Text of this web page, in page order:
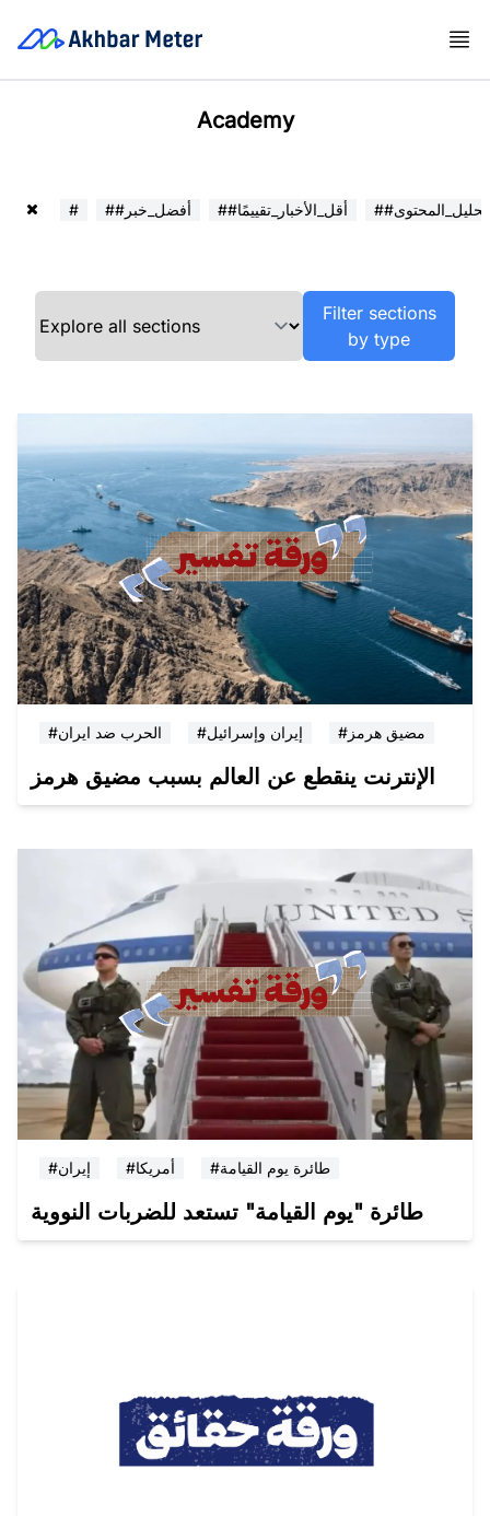
Academy
# ##أفضل_خبر ##أقل_الأخبار_تقييمًا ##تحليل_المحتوى
Filter sections
by type
#الحرب ضد ايران #إيران وإسرائيل #مضيق هرمز
الإنترنت ينقطع عن العالم بسبب مضيق هرمز
#إيران #أمريكا #طائرة يوم القيامة
طائرة "يوم القيامة" تستعد للضربات النووية